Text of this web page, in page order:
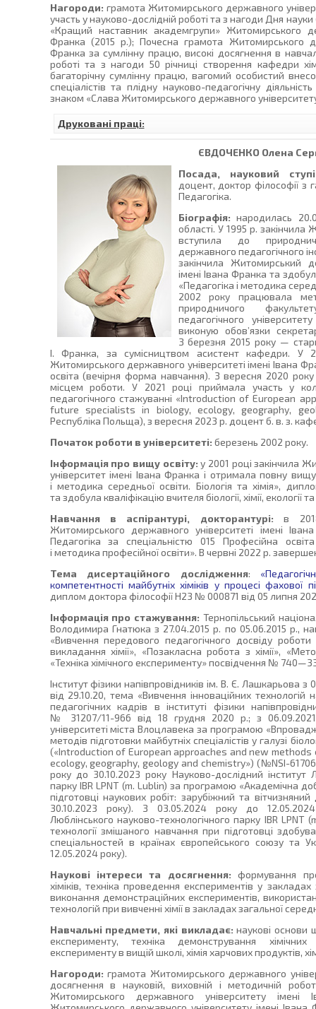
Нагороди: грамота Житомирського державного
участь у науково-дослідній роботі та з нагоди Дня науки
«Кращий наставник академгрупи» Житомирського
Франка (2015 р.); Почесна грамота Житомирського
Франка за сумлінну працю, високі досягнення в
роботі та з нагоди 50 річниці створення кафедри
багаторічну сумлінну працю, вагомий особистий
спеціалістів та плідну науково-педагогічну
знаком «Слава Житомирського державного
Друковані праці:
ЄВДОЧЕНКО Олена
Посада, науковий
доцент, доктор філософії з
Педагогіка.
Біографія: народилась
області. У 1995 р.
вступила до
державного педагогічного
закінчила Житомирський
імені Івана Франка та
«Педагогіка і методика
2002 року працювала
природничого
педагогічного
виконую обов’язки
З березня 2015 року —
І. Франка, за сумісництвом асистент кафедри. У
Житомирського державного університеті імені Івана
освіта (вечірня форма навчання). З вересня 2020
місцем роботи. У 2021 році приймала участь у
педагогічного стажуванні «Introduction of European
future specialists in biology, ecology, geography,
Республіка Польща), з вересня 2023 р. доцент б. в. з.
Початок роботи в університеті: березень 2002 року.
Інформація про вищу освіту: у 2001 році закінчила
університет імені Івана Франка і отримала повну
і методика середньої освіти. Біологія та хімія»,
та здобула кваліфікацію вчителя біології, хімії, екології
Навчання в аспірантурі, докторантурі: в
Житомирського державного університеті імені
Педагогіка за спеціальністю 015 Професійна
і методика професійної освіти». В червні 2022 р.
Тема дисертаційного дослідження:
компетентності майбутніх хіміків у процесі фахової
диплом доктора філософії Н23 № 000871 від 05 липня
Інформація про стажування:Тернопільський
Володимира Гнатюка з 27.04.2015 р. по 05.06.2015 р.,
«Вивчення передового педагогічного досвіду
викладання хімії», «Позакласна робота з хімії»,
«Техніка хімічного експерименту» посвідчення №
Інститут фізики напівпровідників ім. В. Є. Лашкарьова
від 29.10.20, тема «Вивчення інноваційних технологій
педагогічних кадрів в інституті фізики
№ 31207/11-966 від 18 грудня 2020 р.; з 06.09.2021
університеті міста Влоцлавека за програмою
методів підготовки майбутніх спеціалістів у галузі
(«Introduction of European approaches and new
ecology, geography, geology and chemistry») (№NSI-61706-
року до 30.10.2023 року Науково-дослідний інститут
парку IBR LPNT (m. Lublin) за програмою «Академічна
підготовці наукових робіт: зарубіжний та
30.10.2023 року). З 03.05.2024 року до 12.05.2024
Люблінського науково-технологічного парку IBR LPNT
технології змішаного навчання при підготовці
спеціальностей в країнах європейського союзу та
12.05.2024 року).
Наукові інтереси та досягнення:формування
хіміків, техніка проведення експериментів у
виконання демонстраційних експериментів,
технологій при вивченні хімії в закладах загальної
Навчальні предмети, які викладає:наукові основи
експерименту, техніка демонстрування хімічних
експерименту в вищій школі, хімія харчових продуктів,
Нагороди: грамота Житомирського державного
досягнення в науковій, виховній і методичній
Житомирського державного університету